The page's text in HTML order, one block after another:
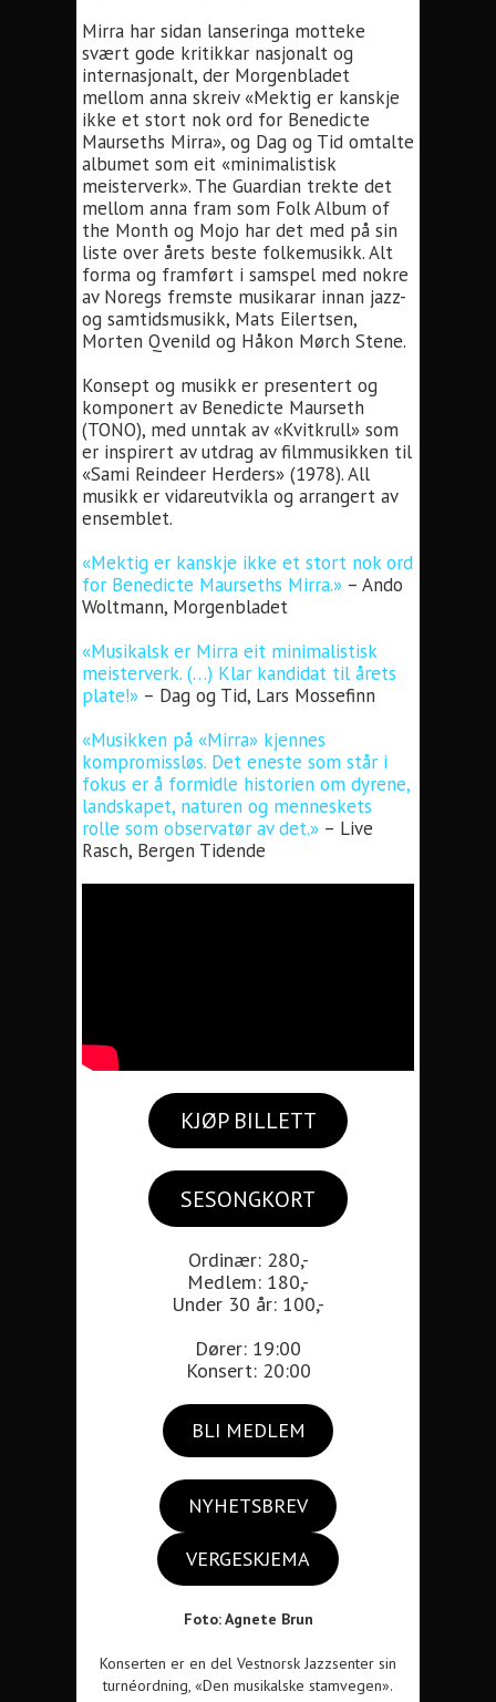
Mirra har sidan lanseringa motteke
svært gode kritikkar nasjonalt og
internasjonalt, der Morgenbladet
mellom anna skreiv «Mektig er kanskje
ikke et stort nok ord for Benedicte
Maurseths Mirra», og Dag og Tid omtalte
albumet som eit «minimalistisk
meisterverk». The Guardian trekte det
mellom anna fram som Folk Album of
the Month og Mojo har det med på sin
liste over årets beste folkemusikk. Alt
forma og framført i samspel med nokre
av Noregs fremste musikarar innan jazz-
og samtidsmusikk, Mats Eilertsen,
Morten Qvenild og Håkon Mørch Stene.
Konsept og musikk er presentert og
komponert av Benedicte Maurseth
(TONO), med unntak av «Kvitkrull» som
er inspirert av utdrag av filmmusikken til
«Sami Reindeer Herders» (1978). All
musikk er vidareutvikla og arrangert av
ensemblet.
«Mektig er kanskje ikke et stort nok ord
for Benedicte Maurseths Mirra.» – Ando
Woltmann, Morgenbladet
«Musikalsk er Mirra eit minimalistisk
meisterverk. (…) Klar kandidat til årets
plate!» – Dag og Tid, Lars Mossefinn
«Musikken på «Mirra» kjennes
kompromissløs. Det eneste som står i
fokus er å formidle historien om dyrene,
landskapet, naturen og menneskets
rolle som observatør av det.» – Live
Rasch, Bergen Tidende
KJØP BILLETT
SESONGKORT
Ordinær: 280,-
Medlem: 180,-
Under 30 år: 100,-
Dører: 19:00
Konsert: 20:00
BLI MEDLEM
NYHETSBREV
VERGESKJEMA
Foto: Agnete Brun
Konserten er en del Vestnorsk Jazzsenter sin
turnéordning, «Den musikalske stamvegen».